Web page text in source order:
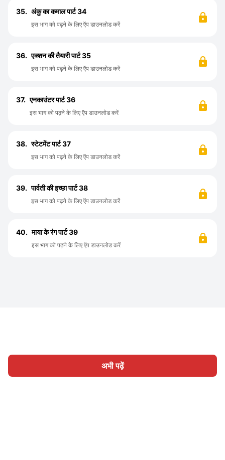
अभी पढ़ें
35. अंकु का कमाल पार्ट 34
इस भाग को पढ़ने के लिए ऍप डाउनलोड करें
36. एक्शन की तैयारी पार्ट 35
इस भाग को पढ़ने के लिए ऍप डाउनलोड करें
37. एनकाउंटर पार्ट 36
इस भाग को पढ़ने के लिए ऍप डाउनलोड करें
38. स्टेटमेंट पार्ट 37
इस भाग को पढ़ने के लिए ऍप डाउनलोड करें
39. पार्वती की इच्छा पार्ट 38
इस भाग को पढ़ने के लिए ऍप डाउनलोड करें
40. माया के रंग पार्ट 39
इस भाग को पढ़ने के लिए ऍप डाउनलोड करें
होम श्रेणी लिखिए लेख साइन इन